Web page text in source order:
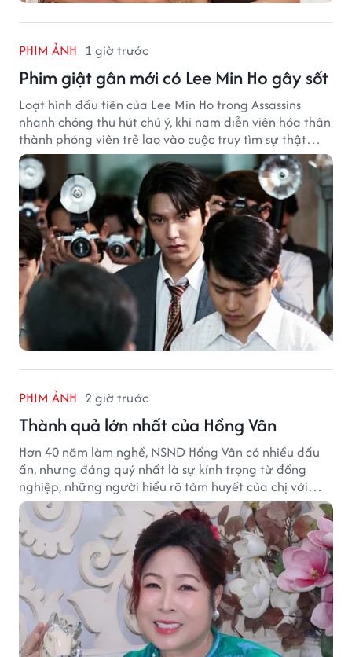
PHIM ẢNH 1 giờ trước
Phim giật gân mới có Lee Min Ho gây sốt
Loạt hình đầu tiên của Lee Min Ho trong Assassins
nhanh chóng thu hút chú ý, khi nam diễn viên hóa thân
thành phóng viên trẻ lao vào cuộc truy tìm sự thật
phía sau một vụ ám sát gây chấn động Hàn Quốc.
PHIM ẢNH 2 giờ trước
Thành quả lớn nhất của Hồng Vân
Hơn 40 năm làm nghề, NSND Hồng Vân có nhiều dấu
ấn, nhưng đáng quý nhất là sự kính trọng từ đồng
nghiệp, những người hiểu rõ tâm huyết của chị với
nghệ thuật.